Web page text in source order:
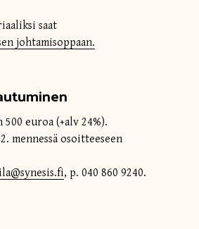
saat
johtamisoppaan.
euroa (+alv 24%).
mennessä osoitteeseen
, p. 040 860 9240.